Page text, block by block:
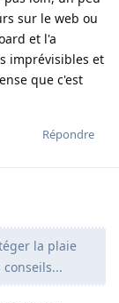
sur le web ou
et l'a
imprévisibles et
que c'est
Répondre
la plaie